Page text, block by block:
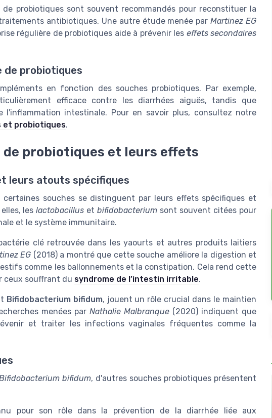
de probiotiques sont souvent recommandés pour reconstituer la
antibiotiques. Une autre étude menée parMartinez EG
régulière de probiotiques aide à prévenir les effets secondaires
de probiotiques
en fonction des souches probiotiques. Par exemple,
efficace contre les diarrhées aiguës, tandis que
l'inflammation intestinale. Pour en savoir plus, consultez notre
et probiotiques.
probiotiques et leurs effets
leurs atouts spécifiques
souches se distinguent par leurs effets spécifiques et
elles, leslactobacillus etbifidobacterium sont souvent citées pour
et le système immunitaire.
clé retrouvée dans les yaourts et autres produits laitiers
EG (2018) a montré que cette souche améliore la digestion et
comme les ballonnements et la constipation. Cela rend cette
ceux souffrant du syndrome de l’intestin irritable.
Bifidobacterium bifidum, jouent un rôle crucial dans le maintien
menées par Nathalie Malbranque(2020) indiquent que
et traiter les infections vaginales fréquentes comme la
bifidum, d'autres souches probiotiques présentent
pour son rôle dans la prévention de la diarrhée liée aux